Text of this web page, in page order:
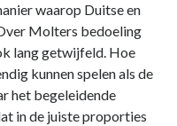
waarop Duitse en
Molters bedoeling
lang getwijfeld. Hoe
kunnen spelen als de
het begeleidende
in de juiste proporties